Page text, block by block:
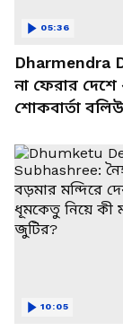
Dharmendra
না ফেরার দেশে
শোকবার্তা
05:36
10:05